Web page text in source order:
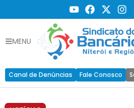
MENU
Canal de Denúncias Fale Conosco